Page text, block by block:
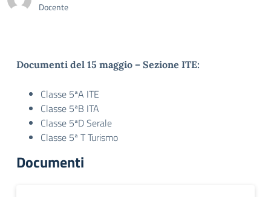
Docente
Documenti del 15 maggio – Sezione ITE:
Classe 5ªA ITE
Classe 5ªB ITA
Classe 5ªD Serale
Classe 5ª T Turismo
Documenti